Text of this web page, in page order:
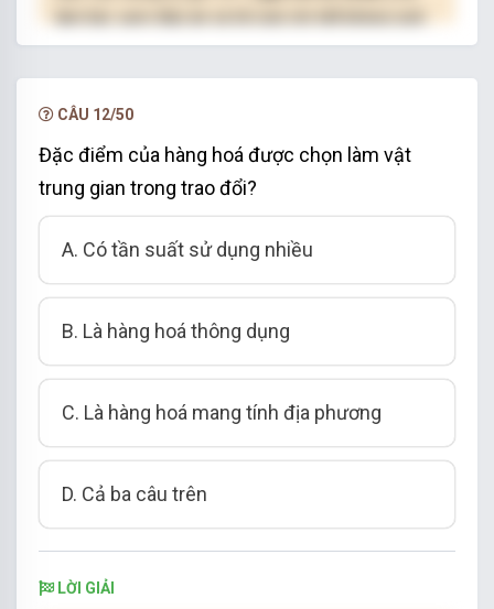
hạn.
CÂU 12/50
Đặc điểm của hàng hoá được chọn làm vật
trung gian trong trao đổi?
A. Có tần suất sử dụng nhiều
B. Là hàng hoá thông dụng
C. Là hàng hoá mang tính địa phương
D. Cả ba câu trên
LỜI GIẢI